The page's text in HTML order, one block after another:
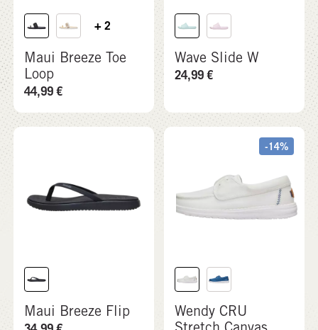
+ 2
Maui Breeze Toe
Loop
44,99€
Wave Slide W
24,99€
Maui Breeze Flip
-14%
Wendy CRU